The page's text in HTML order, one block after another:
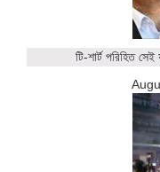
টি-শার্ট পরিহিত